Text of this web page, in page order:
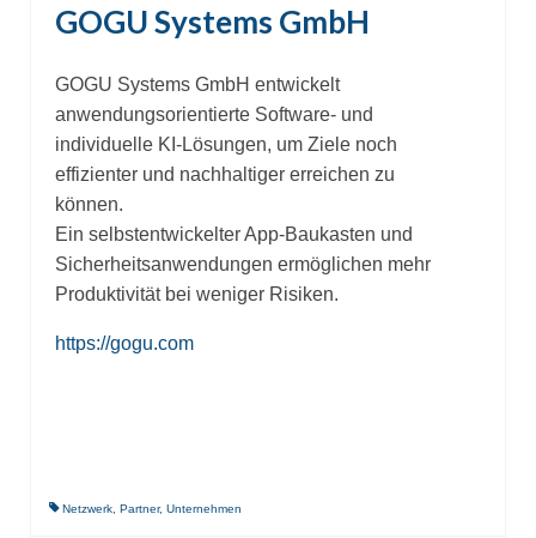
GOGU Systems GmbH
GOGU Systems GmbH entwickelt
anwendungsorientierte Software- und
individuelle KI-Lösungen, um Ziele noch
effizienter und nachhaltiger erreichen zu
können.
Ein selbstentwickelter App-Baukasten und
Sicherheitsanwendungen ermöglichen mehr
Produktivität bei weniger Risiken.
https://gogu.com
Netzwerk Partner, Unternehmen